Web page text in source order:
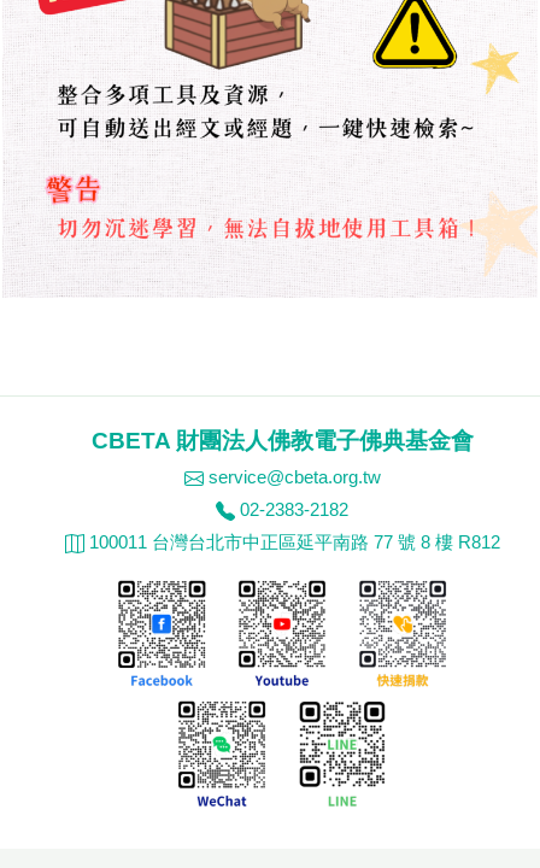
CBETA 財團法人佛教電子佛典基金會
service@cbeta.org.tw
02-2383-2182
100011 台灣台北市中正區延平南路 77 號 8 樓 R812